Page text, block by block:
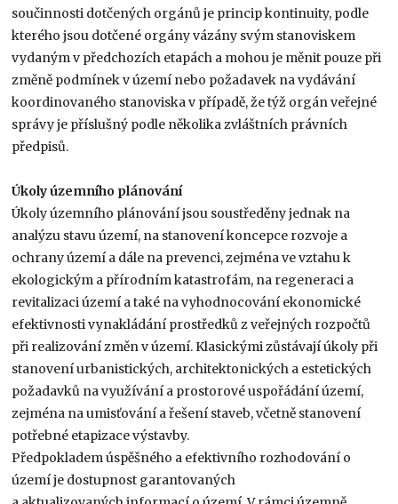
součinnosti dotčených orgánů je princip kontinuity, podle
kterého jsou dotčené orgány vázány svým stanoviskem
vydaným v předchozích etapách a mohou je měnit pouze při
změně podmínek v území nebo požadavek na vydávání
koordinovaného stanoviska v případě, že týž orgán veřejné
správy je příslušný podle několika zvláštních právních
předpisů.
Úkoly územního plánování
Úkoly územního plánování jsou soustředěny jednak na
analýzu stavu území, na stanovení koncepce rozvoje a
ochrany území a dále na prevenci, zejména ve vztahu k
ekologickým a přírodním katastrofám, na regeneraci a
revitalizaci území a také na vyhodnocování ekonomické
efektivnosti vynakládání prostředků z veřejných rozpočtů
při realizování změn v území. Klasickými zůstávají úkoly při
stanovení urbanistických, architektonických a estetických
požadavků na využívání a prostorové uspořádání území,
zejména na umisťování a řešení staveb, včetně stanovení
potřebné etapizace výstavby.
Předpokladem úspěšného a efektivního rozhodování o
území je dostupnost garantovaných